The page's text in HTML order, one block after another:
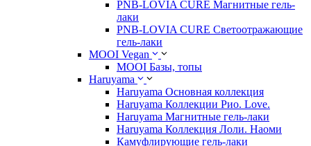
PNB-LOVIA CURE Магнитные гель-
лаки
PNB-LOVIA CURE Cветоотражающие
гель-лаки
MOOI Vegan
MOOI Базы, топы
Haruyama
Haruyama Основная коллекция
Haruyama Коллекции Рио. Love.
Haruyama Магнитные гель-лаки
Haruyama Коллекция Лоли. Наоми
Камуфлирующие гель-лаки